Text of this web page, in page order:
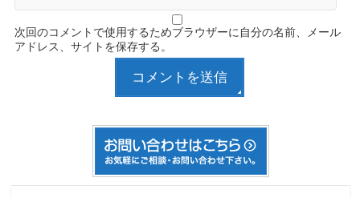
次回のコメントで使用するためブラウザーに自分の名前、メール
アドレス、サイトを保存する。